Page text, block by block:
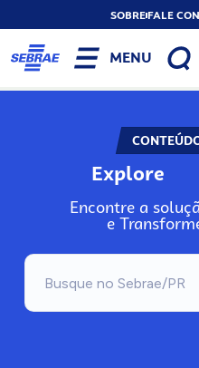
SOBREFALE
MENU
Explore
Encontre a
e